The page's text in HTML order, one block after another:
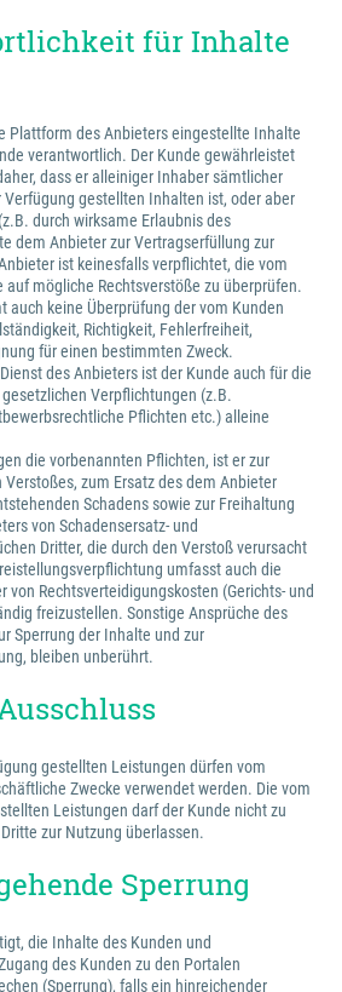
für Inhalte
Plattform des Anbieters eingestellte Inhalte
verantwortlich. Der Kunde gewährleistet
dass er alleiniger Inhaber sämtlicher
Verfügung gestellten Inhalten ist, oder aber
durch wirksame Erlaubnis des
dem Anbieter zur Vertragserfüllung zur
ist keinesfalls verpflichtet, die vom
mögliche Rechtsverstöße zu überprüfen.
auch keine Überprüfung der vom Kunden
Richtigkeit, Fehlerfreiheit,
für einen bestimmten Zweck.
des Anbieters ist der Kunde auch für die
Verpflichtungen (z.B.
Pflichten etc.) alleine
die vorbenannten Pflichten, ist er zur
zum Ersatz des dem Anbieter
Schadens sowie zur Freihaltung
von Schadensersatz- und
Dritter, die durch den Verstoß verursacht
umfasst auch die
von Rechtsverteidigungskosten (Gerichts- und
freizustellen. Sonstige Ansprüche des
Sperrung der Inhalte und zur
bleiben unberührt.
gestellten Leistungen dürfen vom
Zwecke verwendet werden. Die vom
Leistungen darf der Kunde nicht zu
zur Nutzung überlassen.
Sperrung
die Inhalte des Kunden und
des Kunden zu den Portalen
(Sperrung), falls ein hinreichender